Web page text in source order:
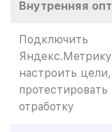
Внутренняя
Подключить
настроить цели,
протестировать
отработку